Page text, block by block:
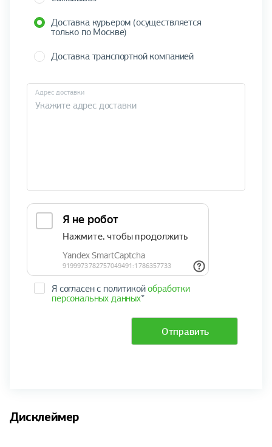
Доставка курьером (осуществляется
только по Москве)
Доставка транспортной компанией
Адрес доставки
Я согласен с политикойобработки
персональных данных*
Отправить
Дисклеймер